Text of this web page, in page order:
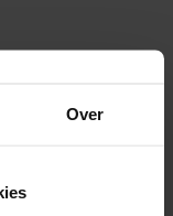
Over